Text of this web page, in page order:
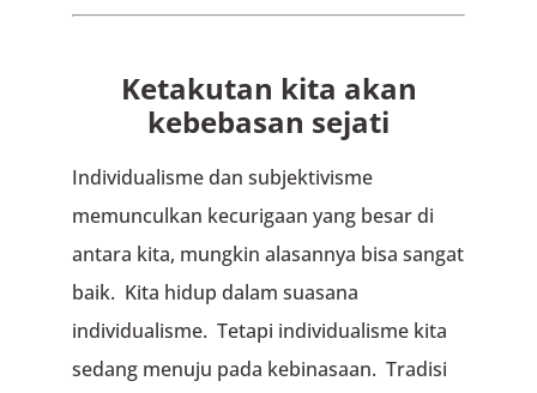
Ketakutan kita akan
kebebasan sejati
Individualisme dan subjektivisme
memunculkan kecurigaan yang besar di
antara kita, mungkin alasannya bisa sangat
baik. Kita hidup dalam suasana
individualisme. Tetapi individualisme kita
sedang menuju pada kebinasaan. Tradisi